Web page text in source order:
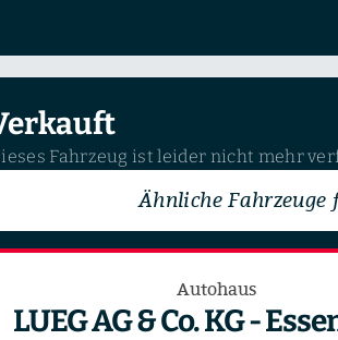
Fahrzeug ist leider nicht mehr
Ähnliche Fahrzeuge
Autohaus
LUEG AG & Co. KG -